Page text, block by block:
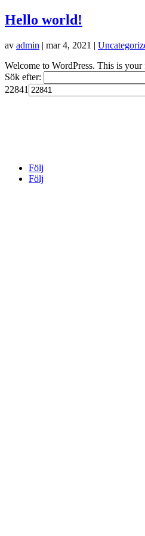
Hello world!
av admin | mar 4, 2021 |
Welcome to WordPress. This is
Sök efter:
22841
Följ
Följ